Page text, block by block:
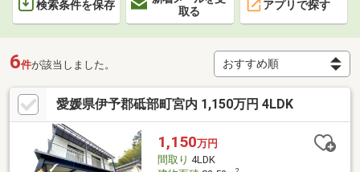
検索条件を保存
取る
アプリで探す
6件が該当しました。
愛媛県伊予郡砥部町宮内 1,150万円 4LDK
1,150万円
間取り 4LDK